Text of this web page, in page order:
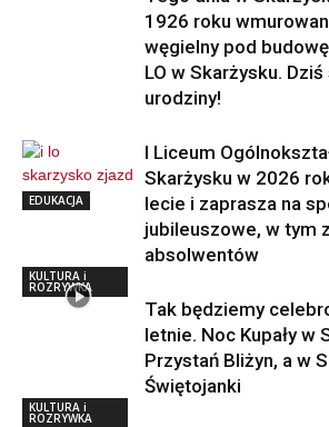
1926 roku
węgielny pod
LO w Skarżysku.
urodziny!
EDUKACJA
I Liceum
Skarżysku w 2026
lecie i zaprasza na
jubileuszowe, w tym
absolwentów
KULTURA i
ROZRYWKA
Tak będziemy
letnie. Noc Kupały w
Przystań Bliżyn, a w
Świętojanki
KULTURA i
ROZRYWKA